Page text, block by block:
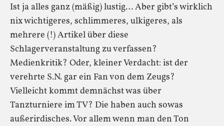
Ist ja alles ganz (mäßig) lustig… Aber gibt’s wirklich
nix wichtigeres, schlimmeres, ulkigeres, als
mehrere (!) Artikel über diese
Schlagerveranstaltung zu verfassen?
Medienkritik? Oder, kleiner Verdacht: ist der
verehrte S.N. gar ein Fan von dem Zeugs?
Vielleicht kommt demnächst was über
Tanzturniere im TV? Die haben auch sowas
außerirdisches. Vor allem wenn man den Ton